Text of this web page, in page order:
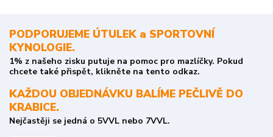
PODPORUJEME ÚTULEK a SPORTOVNÍ
KYNOLOGIE.
1% z našeho zisku putuje na pomoc pro mazlíčky. Pokud
chcete také přispět, klikněte na tento odkaz.
KAŽDOU OBJEDNÁVKU BALÍME PEČLIVĚ DO
KRABICE.
Nejčastěji se jedná o 5VVL nebo 7VVL.